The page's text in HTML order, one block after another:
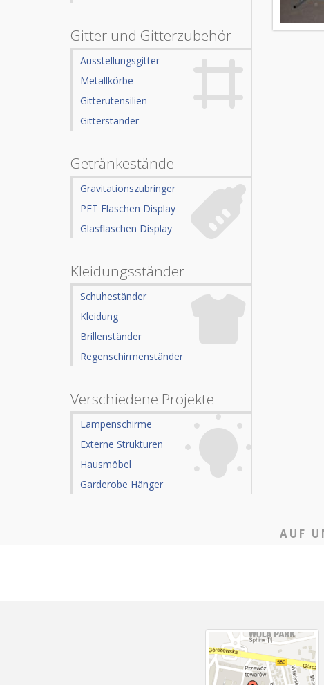
Gitter und Gitterzubehör
Ausstellungsgitter
Metallkörbe
Gitterutensilien
Gitterständer
Getränkestände
Gravitationszubringer
PET Flaschen Display
Glasflaschen Display
Kleidungsständer
Schuheständer
Kleidung
Brillenständer
Regenschirmenständer
Verschiedene Projekte
Lampenschirme
Externe Strukturen
Hausmöbel
Garderobe Hänger
AUF